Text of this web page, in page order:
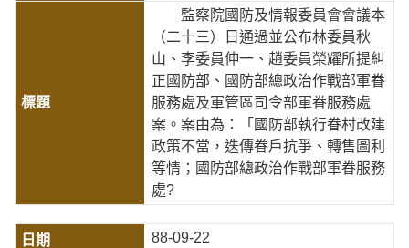
監察院國防及情報委員會會議本
（二十三）日通過並公布林委員秋
山、李委員伸一、趙委員榮耀所提糾
正國防部、國防部總政治作戰部軍眷
服務處及軍管區司令部軍眷服務處
案。案由為：「國防部執行眷村改建
政策不當，迭傳眷戶抗爭、轉售圖利
等情；國防部總政治作戰部軍眷服務
處?
88-09-22